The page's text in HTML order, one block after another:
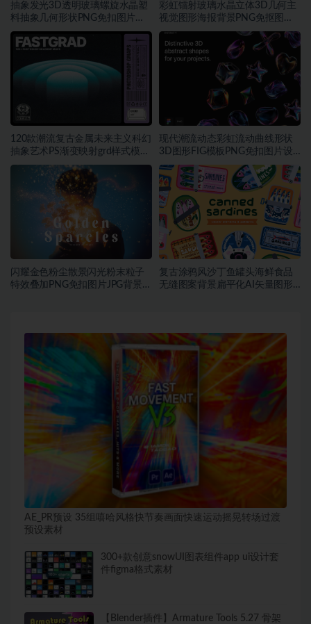
抽象发光3D透明玻璃螺旋水晶塑
料抽象几何形状PNG免扣图片设
计素材
彩虹镭射玻璃水晶立体3D几何主
视觉图形海报背景PNG免抠图片
素材
120款潮流复古金属未来主义科幻
抽象艺术PS渐变映射grd样式模板
素材
现代潮流动态彩虹流动曲线形状
3D图形FIG模板PNG免扣图片设
计素材
闪耀金色粉尘散景闪光粉末粒子
特效叠加PNG免扣图片JPG背景素
复古涂鸦风沙丁鱼罐头海鲜食品
无缝图案背景扁平化AI矢量图形
AE_PR预设 35组嘻哈风格快节奏画面快速运动摇晃转场过渡
预设素材
300+款创意snowUI图表组件app ui设计套
件figma格式素材
【Blender插件】Armature Tools 5.27 骨架